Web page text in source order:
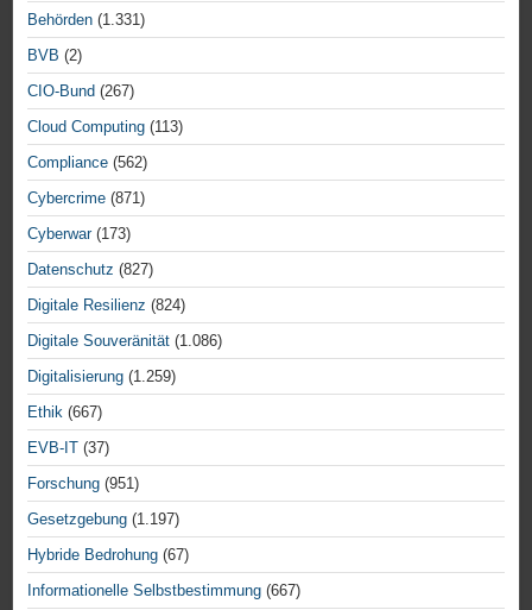
Behörden (1.331)
BVB (2)
CIO-Bund (267)
Cloud Computing (113)
Compliance (562)
Cybercrime (871)
Cyberwar(173)
Datenschutz (827)
Digitale Resilienz (824)
Digitale Souveränität (1.086)
Digitalisierung (1.259)
Ethik (667)
EVB-IT (37)
Forschung (951)
Gesetzgebung (1.197)
Hybride Bedrohung (67)
Informationelle Selbstbestimmung (667)